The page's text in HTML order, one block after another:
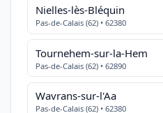
Nielles-lès-Bléquin
Pas-de-Calais (62) • 62380
Tournehem-sur-la-Hem
Pas-de-Calais (62) • 62890
Wavrans-sur-l'Aa
Pas-de-Calais (62) • 62380